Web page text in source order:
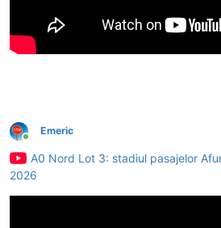
Conectat
Emeric
A0 Nord Lot 3: stadiul pasajelor
2026